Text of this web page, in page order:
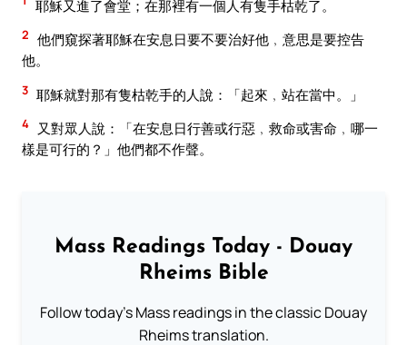
耶穌又進了會堂；在那裡有一個人有隻手枯乾了。
2 他們窺探著耶穌在安息日要不要治好他﹐意思是要控告
他。
3 耶穌就對那有隻枯乾手的人說：「起來﹐站在當中。」
4
又對眾人說：「在安息日行善或行惡﹐救命或害命﹐哪一
樣是可行的？」他們都不作聲。
Mass Readings Today - Douay
Rheims Bible
Follow today's Mass readings in the classic Douay
Rheims translation.